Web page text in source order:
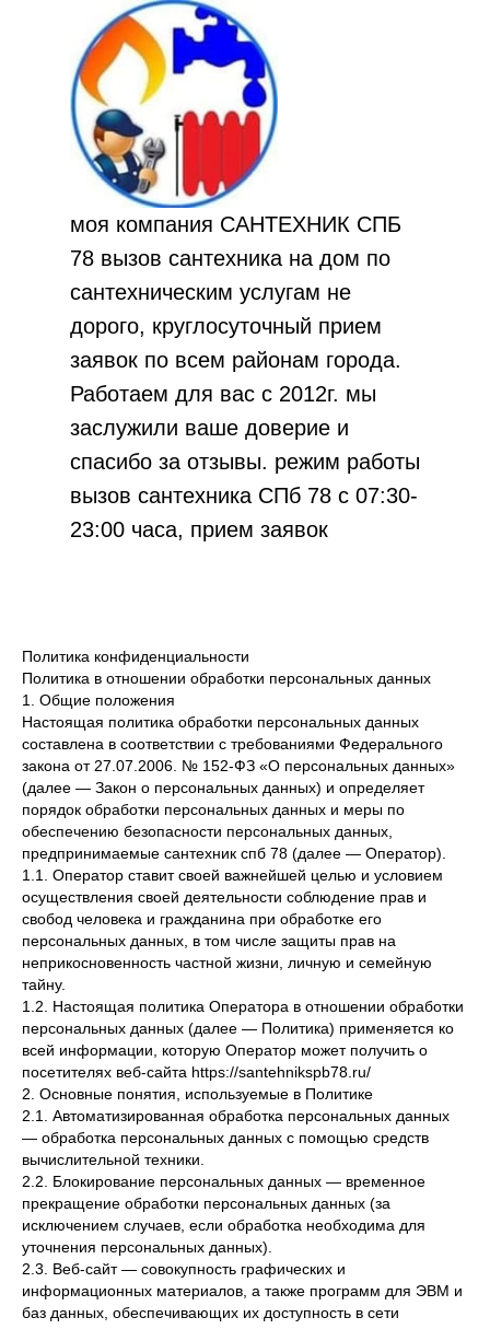
моя компания САНТЕХНИК СПБ
78 вызов сантехника на дом по
сантехническим услугам не
дорого, круглосуточный прием
заявок по всем районам города.
Работаем для вас с 2012г. мы
заслужили ваше доверие и
спасибо за отзывы. режим работы
вызов сантехника СПб 78 с 07:30-
23:00 часа, прием заявок
Политика конфиденциальности
Политика в отношении обработки персональных данных
1. Общие положения
Настоящая политика обработки персональных данных
составлена в соответствии с требованиями Федерального
закона от 27.07.2006. № 152-ФЗ «О персональных данных»
(далее — Закон о персональных данных) и определяет
порядок обработки персональных данных и меры по
обеспечению безопасности персональных данных,
предпринимаемые сантехник спб 78 (далее — Оператор).
1.1. Оператор ставит своей важнейшей целью и условием
осуществления своей деятельности соблюдение прав и
свобод человека и гражданина при обработке его
персональных данных, в том числе защиты прав на
неприкосновенность частной жизни, личную и семейную
тайну.
1.2. Настоящая политика Оператора в отношении обработки
персональных данных (далее — Политика) применяется ко
всей информации, которую Оператор может получить о
посетителях веб-сайта https://santehnikspb78.ru/
2. Основные понятия, используемые в Политике
2.1. Автоматизированная обработка персональных данных
— обработка персональных данных с помощью средств
вычислительной техники.
2.2. Блокирование персональных данных — временное
прекращение обработки персональных данных (за
исключением случаев, если обработка необходима для
уточнения персональных данных).
2.3. Веб-сайт — совокупность графических и
информационных материалов, а также программ для ЭВМ и
баз данных, обеспечивающих их доступность в сети